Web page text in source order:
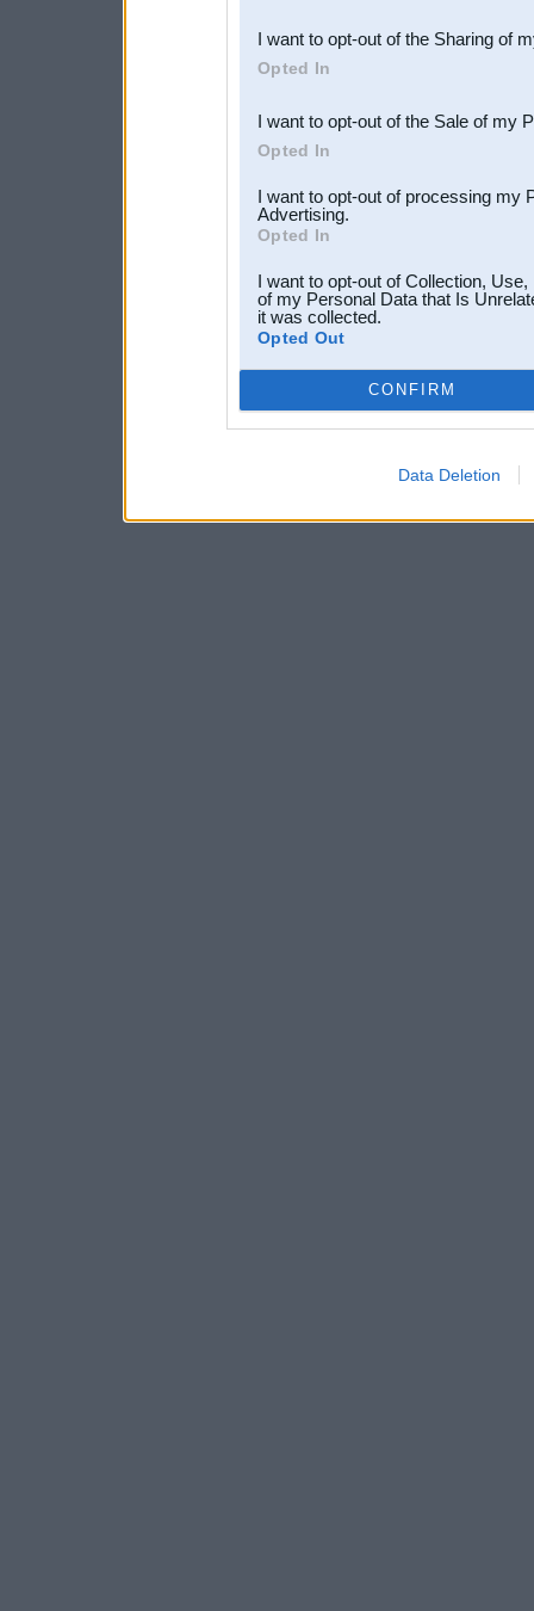
Downstream Participants
third parties.
I want to opt-out of the Sharing of
Opted In
I want to opt-out of the Sale of my
Opted In
I want to opt-out of processing my
Advertising.
Opted In
I want to opt-out of Collection,
of my Personal Data that Is
it was collected.
Opted Out
CONFIRM
Data Deletion